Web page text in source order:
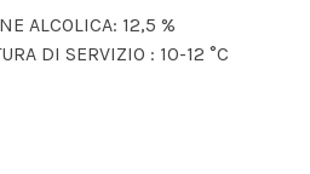
ALCOLICA: 12,5 %
DI SERVIZIO : 10-12 °C